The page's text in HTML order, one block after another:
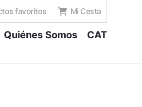
favoritos Mi Cesta
Quiénes Somos CAT